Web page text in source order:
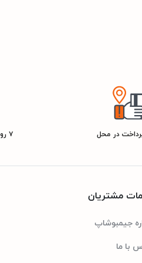
در محل ۷ روز هفته، ۲۴ ساعته
مشتریان
جیمبوشاپ
با ما